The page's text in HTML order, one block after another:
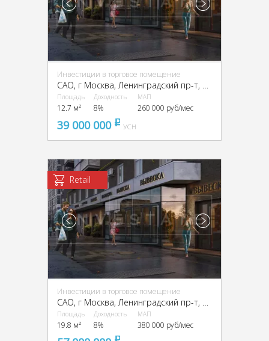
Инвестиции в торговое помещение
Площадь
12.7 м²
Доходность
8%
МАП
260 000 руб/мес
39 000 000 pуб
УСН
Retail
Инвестиции в торговое помещение
CАО, г Москва, Ленинградский пр-т, 33, корп. 3
Площадь
19.8 м²
Доходность
8%
МАП
380 000 руб/мес